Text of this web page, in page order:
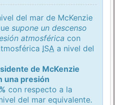
del mar de McKenzie
supone un descenso
atmosférica con
ISA a nivel del
de McKenzie
una presión
con respecto a la
del mar equivalente.